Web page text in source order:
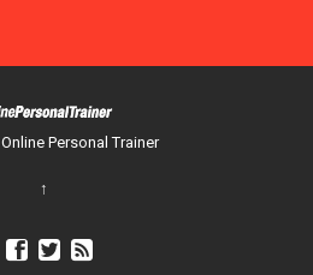
Online Personal Trainer
↑
  